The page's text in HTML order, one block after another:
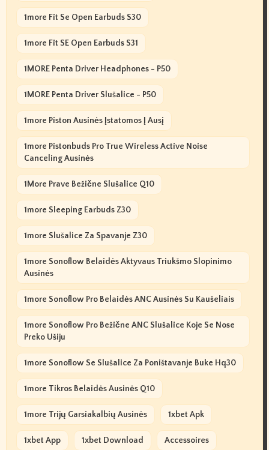
1more Fit Se Open Earbuds S30
1more Fit SE Open Earbuds S31
1MORE Penta Driver Headphones - P50
1MORE Penta Driver Slušalice - P50
1more Piston Ausinės Įstatomos Į Ausį
1more Pistonbuds Pro True Wireless Active Noise
Canceling Ausinės
1More Prave Bežične Slušalice Q10
1more Sleeping Earbuds Z30
1more Slušalice Za Spavanje Z30
1more Sonoflow Belaidės Aktyvaus Triukšmo Slopinimo
Ausinės
1more Sonoflow Pro Belaidės ANC Ausinės Su Kaušeliais
1more Sonoflow Pro Bežične ANC Slušalice Koje Se Nose
Preko Ušiju
1more Sonoflow Se Slušalice Za Poništavanje Buke Hq30
1more Tikros Belaidės Ausinės Q10
1more Trijų Garsiakalbių Ausinės 1xbet Apk
1xbet App 1xbet Download Accessoires